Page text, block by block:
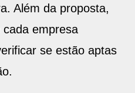
Além da proposta,
empresa
se estão aptas